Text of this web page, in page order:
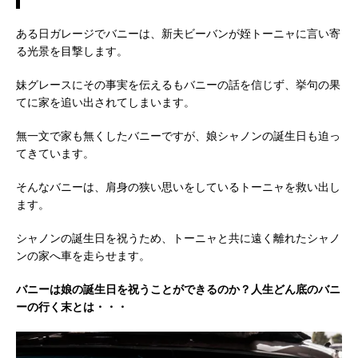
ある日ガレージでバニーは、新夫ビーバンが姪トーニャに言い寄
る光景を目撃します。
妹グレースにその事実を伝えるもバニーの話を信じず、挙句の果
てに家を追い出されてしまいます。
無一文で家も無くしたバニーですが、娘シャノンの誕生日も迫っ
てきています。
そんなバニーは、肩身の狭い思いをしているトーニャを救い出し
ます。
シャノンの誕生日を祝うため、トーニャと共に遠く離れたシャノ
ンの家へ車を走らせます。
バニーは娘の誕生日を祝うことができるのか？人生どん底のバニ
ーの行く末とは・・・